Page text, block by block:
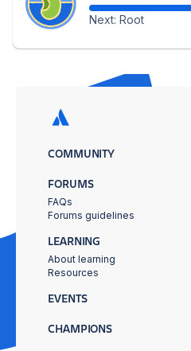
Next: Root
COMMUNITY
FORUMS
FAQs
Forums guidelines
LEARNING
About learning
Resources
EVENTS
CHAMPIONS